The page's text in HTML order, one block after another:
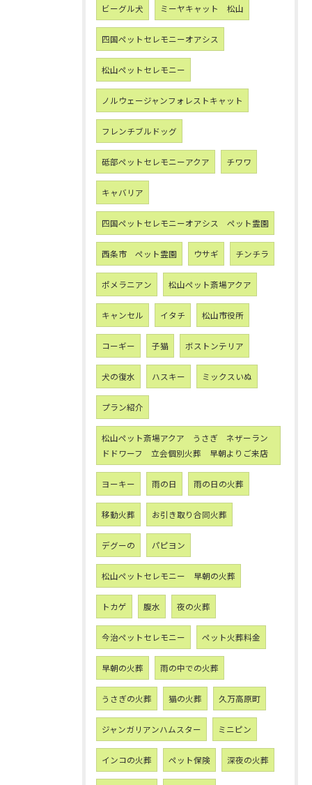
ビーグル犬 ミーヤキャット 松山
四国ペットセレモニーオアシス
松山ペットセレモニー
ノルウェージャンフォレストキャット
フレンチブルドッグ
砥部ペットセレモニーアクア チワワ
キャバリア
四国ペットセレモニーオアシス ペット霊園
西条市 ペット霊園 ウサギ チンチラ
ポメラニアン 松山ペット斎場アクア
キャンセル イタチ 松山市役所
コーギー 子猫 ボストンテリア
犬の復水 ハスキー ミックスいぬ
プラン紹介
松山ペット斎場アクア うさぎ ネザーラン
ドドワーフ 立会個別火葬 早朝よりご来店
ヨーキー 雨の日 雨の日の火葬
移動火葬 お引き取り合同火葬
デグーの パピヨン
松山ペットセレモニー 早朝の火葬
トカゲ 腹水 夜の火葬
今治ペットセレモニー ペット火葬料金
早朝の火葬 雨の中での火葬
うさぎの火葬 猫の火葬 久万高原町
ジャンガリアンハムスター ミニピン
インコの火葬 ペット保険 深夜の火葬